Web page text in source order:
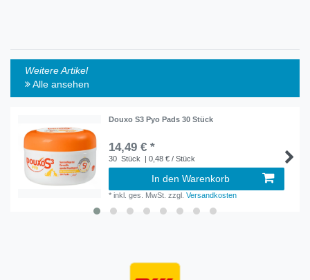
Weitere Artikel
Alle ansehen
Douxo S3 Pyo Pads 30 Stück
14,49 € *
30 Stück | 0,48 € / Stück
In den Warenkorb
*inkl. ges. MwSt. zzgl.Versandkosten